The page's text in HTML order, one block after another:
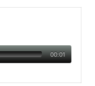
00:01